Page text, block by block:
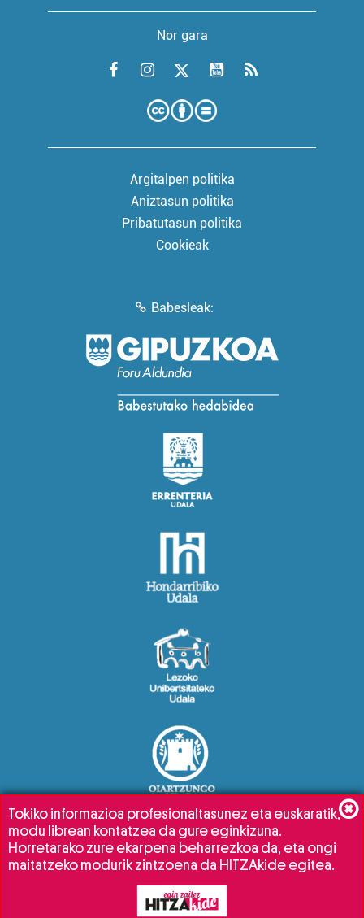
Nor gara
Argitalpen politika
Aniztasun politika
Pribatutasun politika
Cookieak
Babesleak:
Tokiko informazioa profesionaltasunez eta euskaratik,
modu librean kontatzea da gure eginkizuna.
Horretarako zure ekarpena beharrezkoa da, eta ongi
maitatzeko modurik zintzoena da HITZAkide egitea.